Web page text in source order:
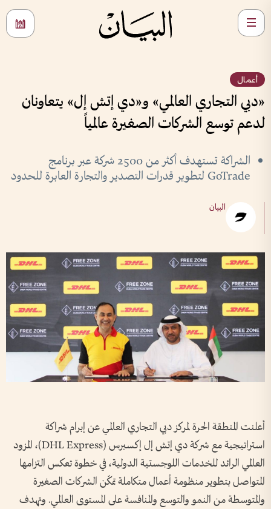
أعمال
«دبي التجاري العالمي» و«دي إتش إل» يتعاونان
لدعم توسع الشركات الصغيرة عالمياً
الشراكة تستهدف أكثر من 2500 شركة عبر برنامج
GoTrade لتطوير قدرات التصدير والتجارة العابرة للحدود
البيان
أعلنت المنطقة الحرة لمركز دبي التجاري العالمي عن إبرام شراكة
استراتيجية مع شركة دي إتش إل إكسبرس (DHL Express)، المزود
العالمي الرائد للخدمات اللوجستية الدولية، في خطوة تعكس التزامها
المتواصل بتطوير منظومة أعمال متكاملة تمكّن الشركات الصغيرة
والمتوسطة من النمو والتوسع والمنافسة على المستوى العالمي. وتهدف